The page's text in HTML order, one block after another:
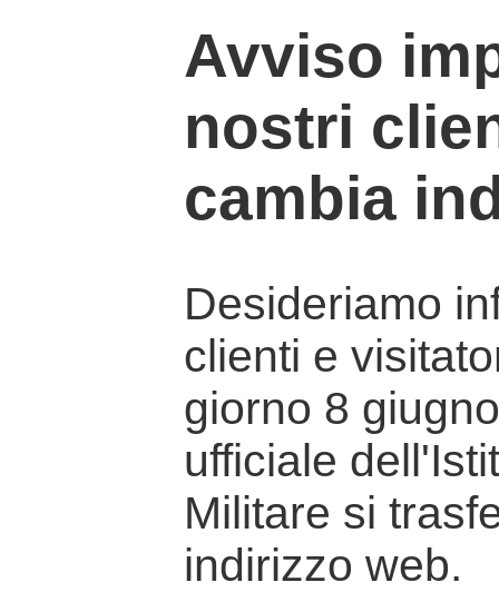
Avviso
nostri
cambia
Desideriamo
clienti e
giorno 8
ufficiale
Militare si
indirizzo web.